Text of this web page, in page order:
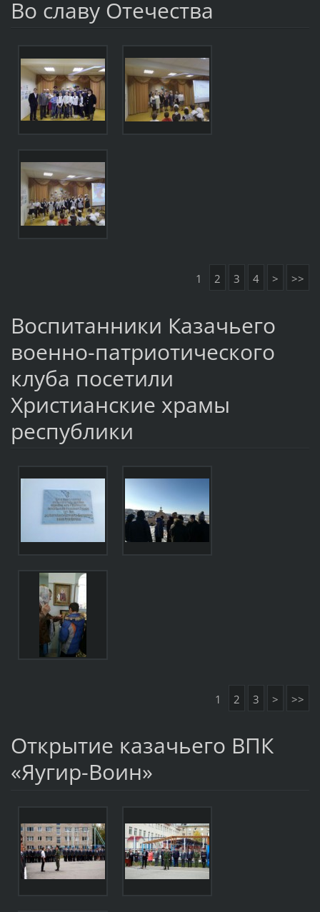
Во славу Отечества
1 2 3 4 > >>
Воспитанники Казачьего
военно-патриотического
клуба посетили
Христианские храмы
республики
1 2 3 > >>
Открытие казачьего ВПК
«Яугир-Воин»